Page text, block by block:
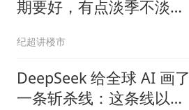
期要好，有点淡季不淡的
纪超讲楼市
DeepSeek 给全球 AI 画了
一条斩杀线：这条线以下